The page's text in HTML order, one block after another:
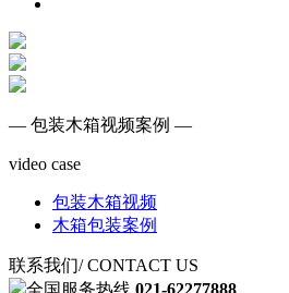
— 包装木箱视频案例 —
video case
包装木箱视频
木箱包装案例
联系我们/ CONTACT US
全国服务热线 021-62277888